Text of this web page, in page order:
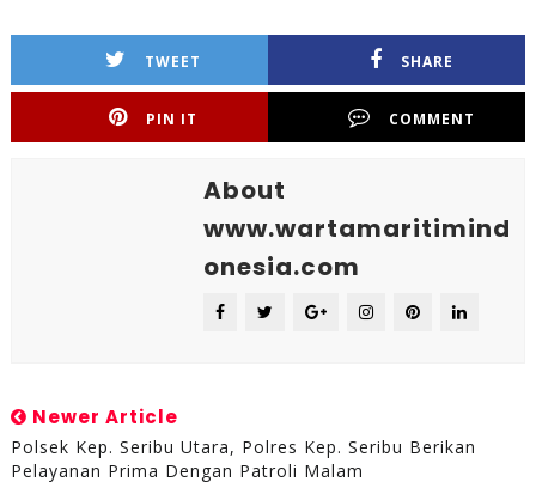
TWEET SHARE
PIN IT COMMENT
About
www.wartamaritimind
onesia.com
Newer Article
Polsek Kep. Seribu Utara, Polres Kep. Seribu Berikan
Pelayanan Prima Dengan Patroli Malam